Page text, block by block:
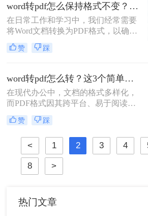
示效果。本文将详细介绍如何将word
文档转换成pdf格式，帮助读者轻松完
成这一操作。
word转pdf怎么保持格式不变？试试这四个转换方法！
在日常工作和学习中，我们经常需要
将Word文档转换为PDF格式，以确保
文档的格式和布局在不同设备和平台
上保持一致。然而，许多用户在转换
这可能会影响到文档的可读性和专业
性。那么，word转pdf怎么保持格式不
变呢？本文将为您提供一些实用的建
议和方法。
赞 踩
word转pdf怎么转？这3个简单实用方法完全够用了！
在现代办公中，文档的格式多样化，
而PDF格式因其跨平台、易于阅读和
分享的特点，成为了文档传播中最受
欢迎的格式之一。因此，将Word文档
转换为PDF格式显得尤为重要。下面
介绍几个word转pdf怎么转的技巧。
赞 踩
< 1 2 3 4
8 >
热门文章